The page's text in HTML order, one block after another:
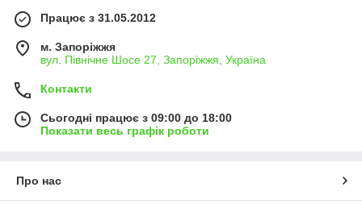
Працює з 31.05.2012
м. Запоріжжя
вул. Північне Шосе 27, Запоріжжя, Україна
Контакти
Сьогодні працює з 09:00 до 18:00
Показати весь графік роботи
Про нас